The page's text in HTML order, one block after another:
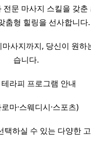
문 마사지 스킬을 갖
춤형 힐링을 선사합니다.
사지까지, 당신이 원하
습니다.
라피 프로그램 안내
마·스웨디시·스포츠)
하실 수 있는 다양한